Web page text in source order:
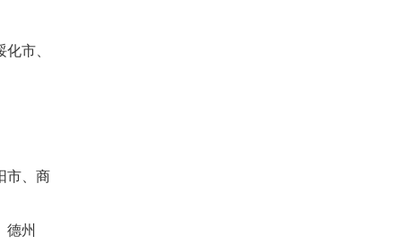
市、
市、商
德州